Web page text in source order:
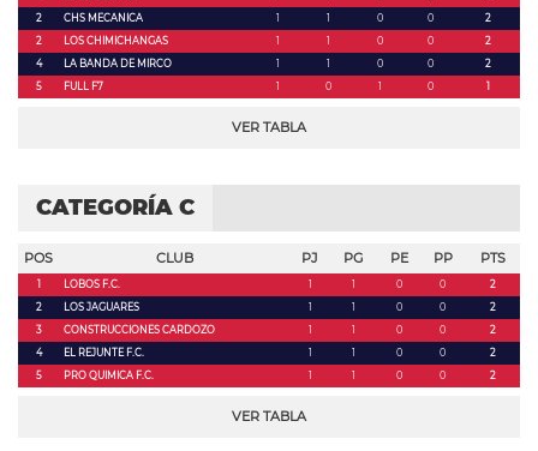
2
CHS MECANICA 1 1 0 0
2
2
LOS CHIMICHANGAS 1 1 0 0
2
4
LA BANDA DE MIRCO 1 1 0 0
2
5
FULL F7 1 0 1 0 1
VER TABLA
CATEGORÍA C
POS CLUB PJ PG PE PP PTS
1 LOBOS F.C. 1 1 0 0
2
2
LOS JAGUARES 1 1 0 0
2
3
CONSTRUCCIONES CARDOZO 1 1 0 0
2
4
EL REJUNTE F.C. 1 1 0 0
2
5
PRO QUIMICA F.C. 1 1 0 0 2
VER TABLA